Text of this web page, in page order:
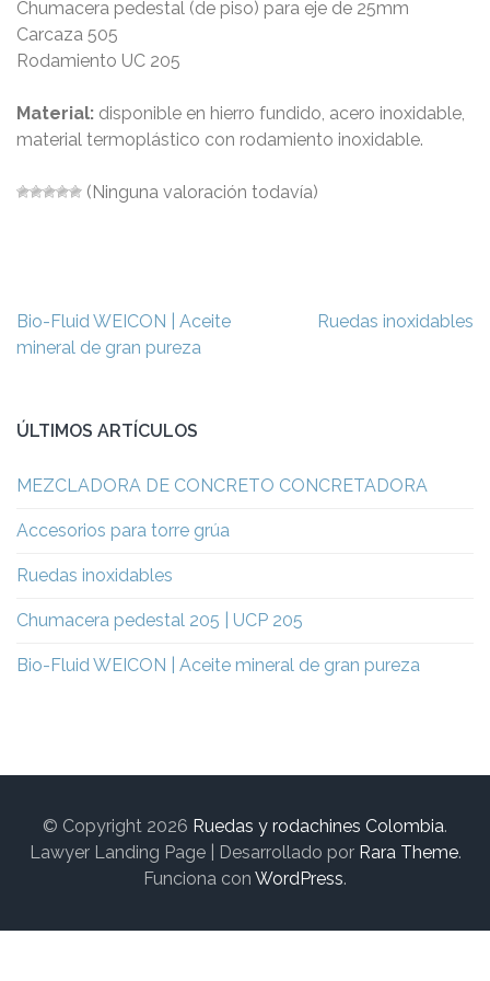
Chumacera pedestal (de piso) para eje de 25mm
Carcaza 505
Rodamiento UC 205
Material: disponible en hierro fundido, acero inoxidable,
material termoplástico con rodamiento inoxidable.
(Ninguna valoración todavía)
Navegación
de
Bio-Fluid WEICON | Aceite
mineral de gran pureza
Ruedas inoxidables
ÚLTIMOS ARTÍCULOS
MEZCLADORA DE CONCRETO CONCRETADORA
Accesorios para torre grúa
Ruedas inoxidables
Chumacera pedestal 205 | UCP 205
Bio-Fluid WEICON | Aceite mineral de gran pureza
© Copyright 2026 Ruedas y rodachines Colombia.
Lawyer Landing Page | Desarrollado por Rara Theme.
Funciona con WordPress.